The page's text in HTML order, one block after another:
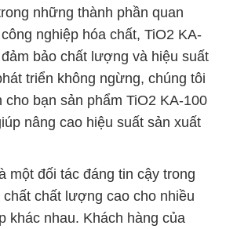
những thành phần quan
nghiệp hóa chất, TiO2 KA-
bảo chất lượng và hiệu suất
triển không ngừng, chúng tôi
cho bạn sản phẩm TiO2 KA-100
nâng cao hiệu suất sản xuất
một đối tác đáng tin cậy trong
chất lượng cao cho nhiều
khác nhau. Khách hàng của